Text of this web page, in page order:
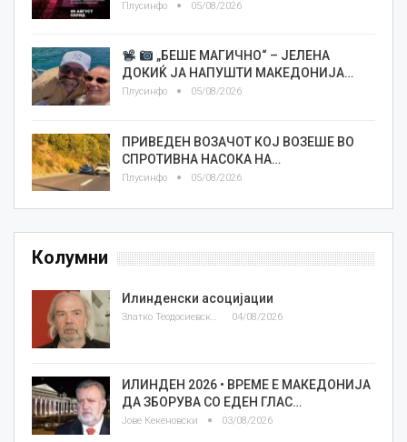
Плусинфо 05/08/2026
„БЕШЕ МАГИЧНО“ – ЈЕЛЕНА
ДОКИЌ ЈА НАПУШТИ МАКЕДОНИЈА…
Плусинфо 05/08/2026
ПРИВЕДЕН ВОЗАЧОТ КОЈ ВОЗЕШЕ ВО
СПРОТИВНА НАСОКА НА…
Плусинфо 05/08/2026
Колумни
Илинденски асоцијации
Златко Теодосиевски 04/08/2026
ИЛИНДЕН 2026 • ВРЕМЕ Е МАКЕДОНИЈА
ДА ЗБОРУВА СО ЕДЕН ГЛАС…
Јове Кекеновски 03/08/2026